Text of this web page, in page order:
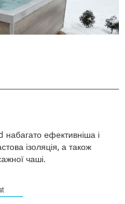
ефективніша і
ізоляція, а також
чаші.